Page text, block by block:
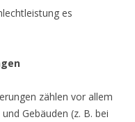
es
zählen vor allem
Gebäuden (z. B. bei